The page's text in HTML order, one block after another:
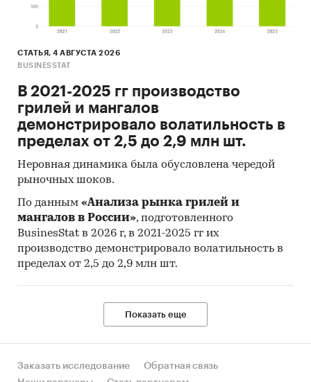
СТАТЬЯ, 4 АВГУСТА 2026
BUSINESSTAT
В 2021-2025 гг производство
грилей и мангалов
демонстрировало волатильность в
пределах от 2,5 до 2,9 млн шт.
Неровная динамика была обусловлена чередой
рыночных шоков.
По данным «Анализа рынка грилей и
мангалов в России», подготовленного
BusinesStat в 2026 г, в 2021-2025 гг их
производство демонстрировало волатильность в
пределах от 2,5 до 2,9 млн шт.
Показать еще
Заказать исследование
Обратная связь